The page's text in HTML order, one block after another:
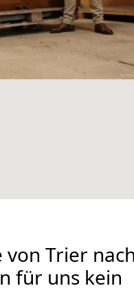
Trier nach
für uns kein